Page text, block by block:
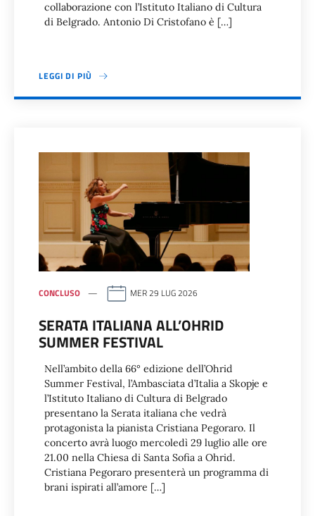
collaborazione con l’Istituto Italiano di Cultura
di Belgrado. Antonio Di Cristofano è […]
LEGGI DI PIÙ
CONCLUSO MER 29 LUG 2026
SERATA ITALIANA ALL’OHRID
SUMMER FESTIVAL
Nell’ambito della 66° edizione dell’Ohrid
Summer Festival, l’Ambasciata d’Italia a Skopje e
l’Istituto Italiano di Cultura di Belgrado
presentano la Serata italiana che vedrà
protagonista la pianista Cristiana Pegoraro. Il
concerto avrà luogo mercoledì 29 luglio alle ore
21.00 nella Chiesa di Santa Sofia a Ohrid.
Cristiana Pegoraro presenterà un programma di
brani ispirati all’amore […]